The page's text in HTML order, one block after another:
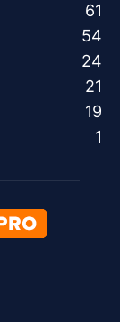
61
54
24
21
19
1